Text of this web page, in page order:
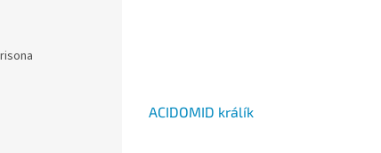
ACIDOMID králík